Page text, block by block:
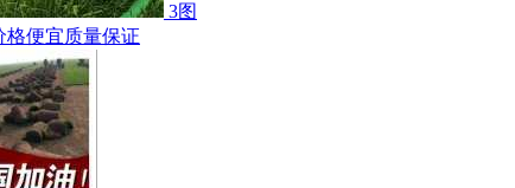
3图
格便宜质量保证